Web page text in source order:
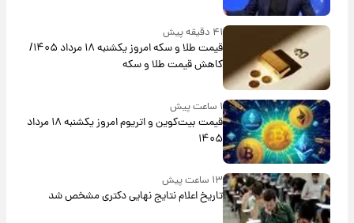
۴۱ دقیقه پیش
قیمت طلا و سکه امروز یکشنبه ۱۸ مرداد ۱۴۰۵/
کاهش قیمت طلا و سکه
۱ ساعت پیش
قیمت بیت‌کوین و اتریوم امروز یکشنبه ۱۸ مرداد
۱۴۰۵
۱۳ ساعت پیش
تاریخ اعلام نتایج نهایی دکتری مشخص شد